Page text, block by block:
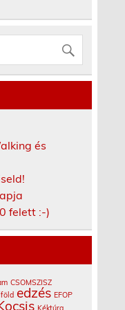
és
felett :-)
CSOMSZISZ
edzés EFOP